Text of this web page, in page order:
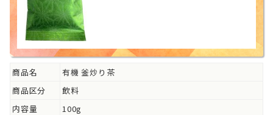
商品名
有機 釜炒り茶
商品区分
飲料
内容量
100g